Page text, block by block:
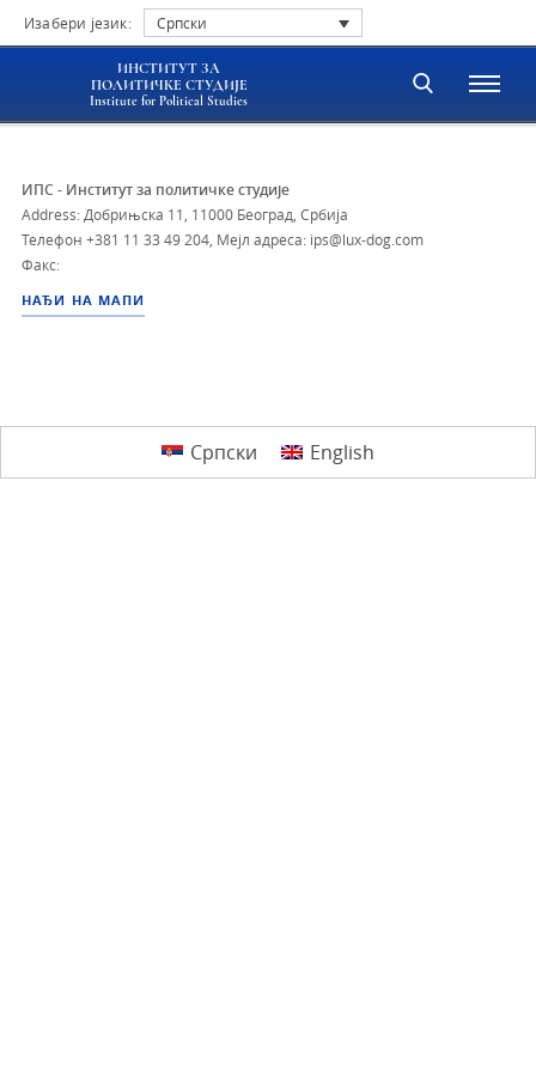
Изабери језик: Српски
ИНСТИТУТ ЗА
ПОЛИТИЧКЕ СТУДИЈЕ
Institute for Political Studies
ИПС - Институт за политичке студије
Address: Добрињска 11, 11000 Београд, Србија
Телефон +381 11 33 49 204 Мејл адреса: ips@lux-dog.com
Факс:
НАЂИ НА МАПИ
Српски English